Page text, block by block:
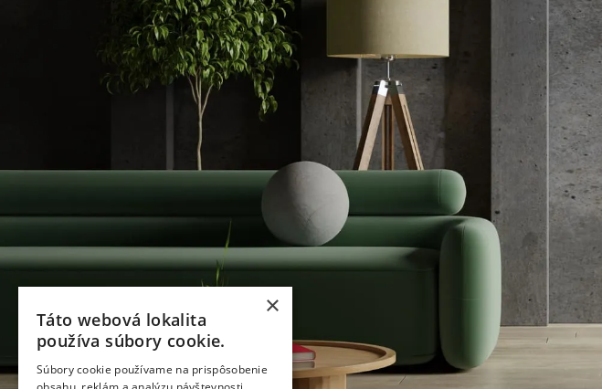
×
Táto webová lokalita
používa súbory cookie.
Súbory cookie používame na prispôsobenie